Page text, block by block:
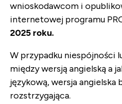
wnioskodawcom i
internetowej programu
2025 roku.
W przypadku niespójności
między wersją angielską a
językową, wersja angielska
rozstrzygająca.